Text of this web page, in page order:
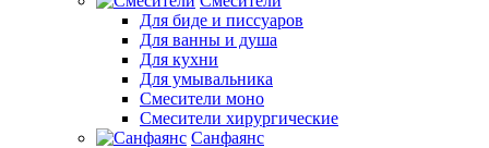
Для биде и писсуаров
Для ванны и душа
Для кухни
Для умывальника
Смесители моно
Смесители хирургические
Санфаянс